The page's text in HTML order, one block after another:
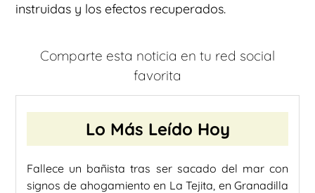
instruidas y los efectos recuperados.
Comparte esta noticia en tu red social
favorita
Lo Más Leído Hoy
Fallece un bañista tras ser sacado del mar con
signos de ahogamiento en La Tejita, en Granadilla